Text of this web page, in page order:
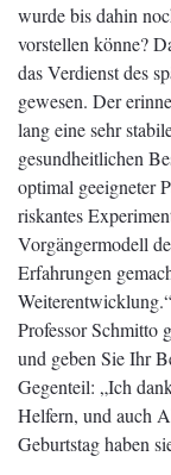
wurde bis dahin
vorstellen könne?
das Verdienst des
gewesen. Der
lang eine sehr
gesundheitlichen
optimal geeigneter
riskantes
Vorgängermodell
Erfahrungen
Professor Schmitto
und geben Sie Ihr
Gegenteil: „Ich
Helfern, und auch
Geburtstag haben